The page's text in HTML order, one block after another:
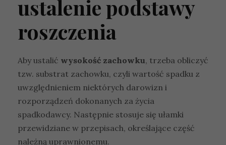
ustalenie podstawy
roszczenia
Aby ustalić wysokość zachowku, trzeba obliczyć
tzw. substrat zachowku, czyli wartość spadku z
uwzględnieniem niektórych darowizn i
rozporządzeń dokonanych za życia
spadkodawcy. Następnie stosuje się ułamki
przewidziane w przepisach, określające część
należną uprawnionemu.